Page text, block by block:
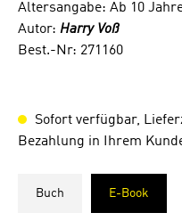
Altersangabe: Ab 10
Autor: Harry Voß
Best.-Nr: 271160
Sofort verfügbar,
Bezahlung in Ihrem
Buch E-Book